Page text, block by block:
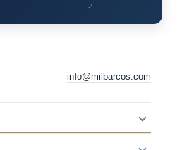
info@milbarcos.com